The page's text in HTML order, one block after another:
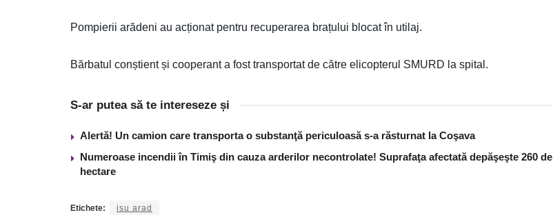
Pompierii arădeni au acționat pentru recuperarea brațului blocat în utilaj.
Bărbatul conștient și cooperant a fost transportat de către elicopterul SMURD la spital.
S-ar putea să te intereseze și
Alertă! Un camion care transporta o substanţă periculoasă s-a răsturnat la Coşava
Numeroase incendii în Timiş din cauza arderilor necontrolate! Suprafaţa afectată depăşeşte 260 de
hectare
Etichete: isu arad